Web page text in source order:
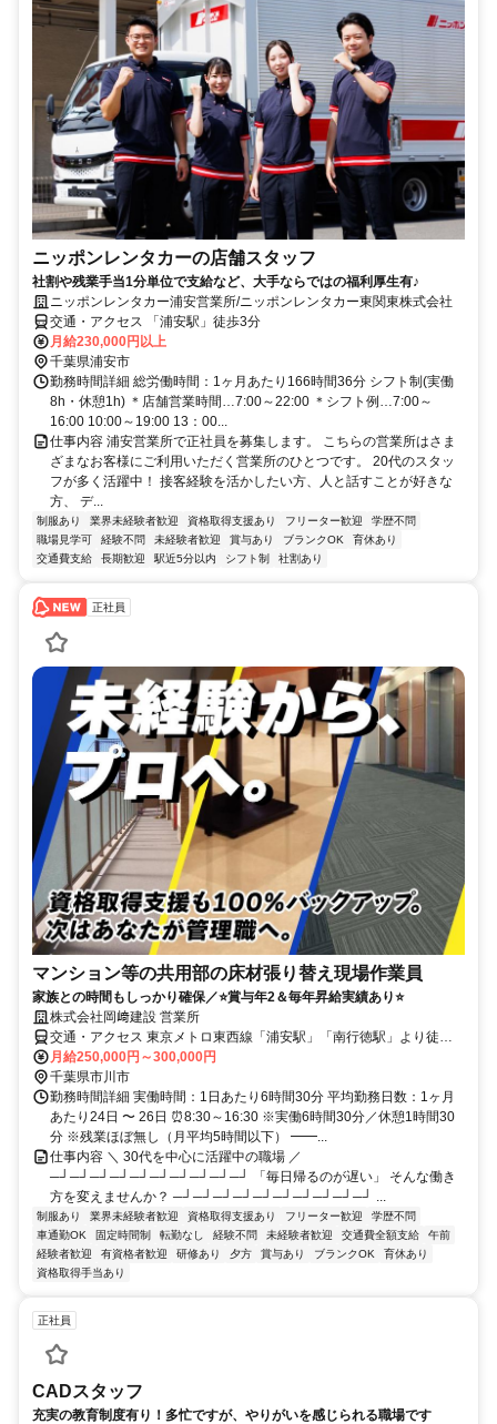
ニッポンレンタカーの店舗スタッフ
社割や残業手当1分単位で支給など、大手ならではの福利厚生有♪
ニッポンレンタカー浦安営業所/ニッポンレンタカー東関東株式会社
交通・アクセス 「浦安駅」徒歩3分
月給230,000円以上
千葉県浦安市
勤務時間詳細 総労働時間：1ヶ月あたり166時間36分 シフト制(実働
8h・休憩1h) ＊店舗営業時間…7:00～22:00 ＊シフト例…7:00～
16:00 10:00～19:00 13：00...
仕事内容 浦安営業所で正社員を募集します。 こちらの営業所はさま
ざまなお客様にご利用いただく営業所のひとつです。 20代のスタッ
フが多く活躍中！ 接客経験を活かしたい方、人と話すことが好きな
方、 デ...
制服あり 業界未経験者歓迎 資格取得支援あり フリーター歓迎
学歴不問
職場見学可
経験不問 未経験者歓迎 賞与あり ブランクOK
育休あり
交通費支給
長期歓迎 駅近5分以内 シフト制 社割あり
正社員
マンション等の共用部の床材張り替え現場作業員
家族との時間もしっかり確保／⭐賞与年2＆毎年昇給実績あり⭐
株式会社岡﨑建設 営業所
交通・アクセス 東京メトロ東西線「浦安駅」「南行徳駅」より徒歩
10分 車通勤もOk
月給250,000円～300,000円
千葉県市川市
勤務時間詳細 実働時間：1日あたり6時間30分 平均勤務日数：1ヶ月
あたり24日 〜 26日 ⏰8:30～16:30 ※実働6時間30分／休憩1時間30
分 ※残業ほぼ無し（月平均5時間以下） ━━...
仕事内容 ＼ 30代を中心に活躍中の職場 ／
─┘─┘─┘─┘─┘─┘─┘─┘─┘─┘ 「毎日帰るのが遅い」 そんな働き
方を変えませんか？ ─┘─┘─┘─┘─┘─┘─┘─┘─┘─┘ ...
制服あり 業界未経験者歓迎 資格取得支援あり フリーター歓迎
学歴不問
車通勤OK
固定時間制 転勤なし 経験不問 未経験者歓迎 交通費全額支給
午前
経験者歓迎
有資格者歓迎 研修あり 夕方 賞与あり ブランクOK
育休あり
資格取得手当あり
正社員
CADスタッフ
充実の教育制度有り！多忙ですが、やりがいを感じられる職場です